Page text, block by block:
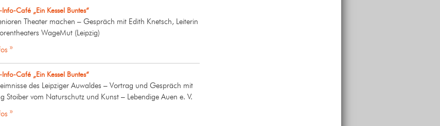
Café „Ein Kessel Buntes“
Theater machen – Gespräch mit Edith Knetsch, Leiterin
WageMut (Leipzig)
»
Café „Ein Kessel Buntes“
des Leipziger Auwaldes – Vortrag und Gespräch mit
Stoiber vom Naturschutz und Kunst – Lebendige Auen e. V.
»